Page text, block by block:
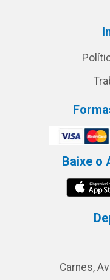
Baixe o
Carnes,